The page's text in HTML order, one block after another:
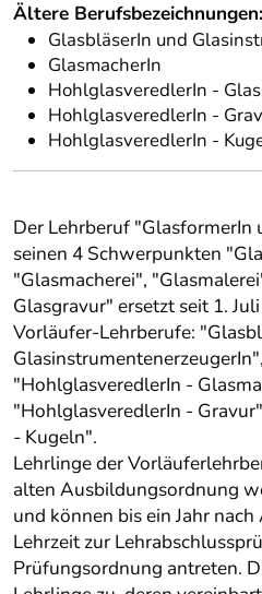
Ältere Berufsbezeichnungen:
GlasbläserIn und
GlasmacherIn
HohlglasveredlerIn -
HohlglasveredlerIn -
HohlglasveredlerIn -
Der Lehrberuf "GlasformerIn
seinen 4 Schwerpunkten
"Glasmacherei",
Glasgravur" ersetzt seit 1.
Vorläufer-Lehrberufe:
"HohlglasveredlerIn -
"HohlglasveredlerIn -
- Kugeln".
Lehrlinge der
alten Ausbildungsordnung
und können bis ein Jahr
Lehrzeit zur
Prüfungsordnung antreten.